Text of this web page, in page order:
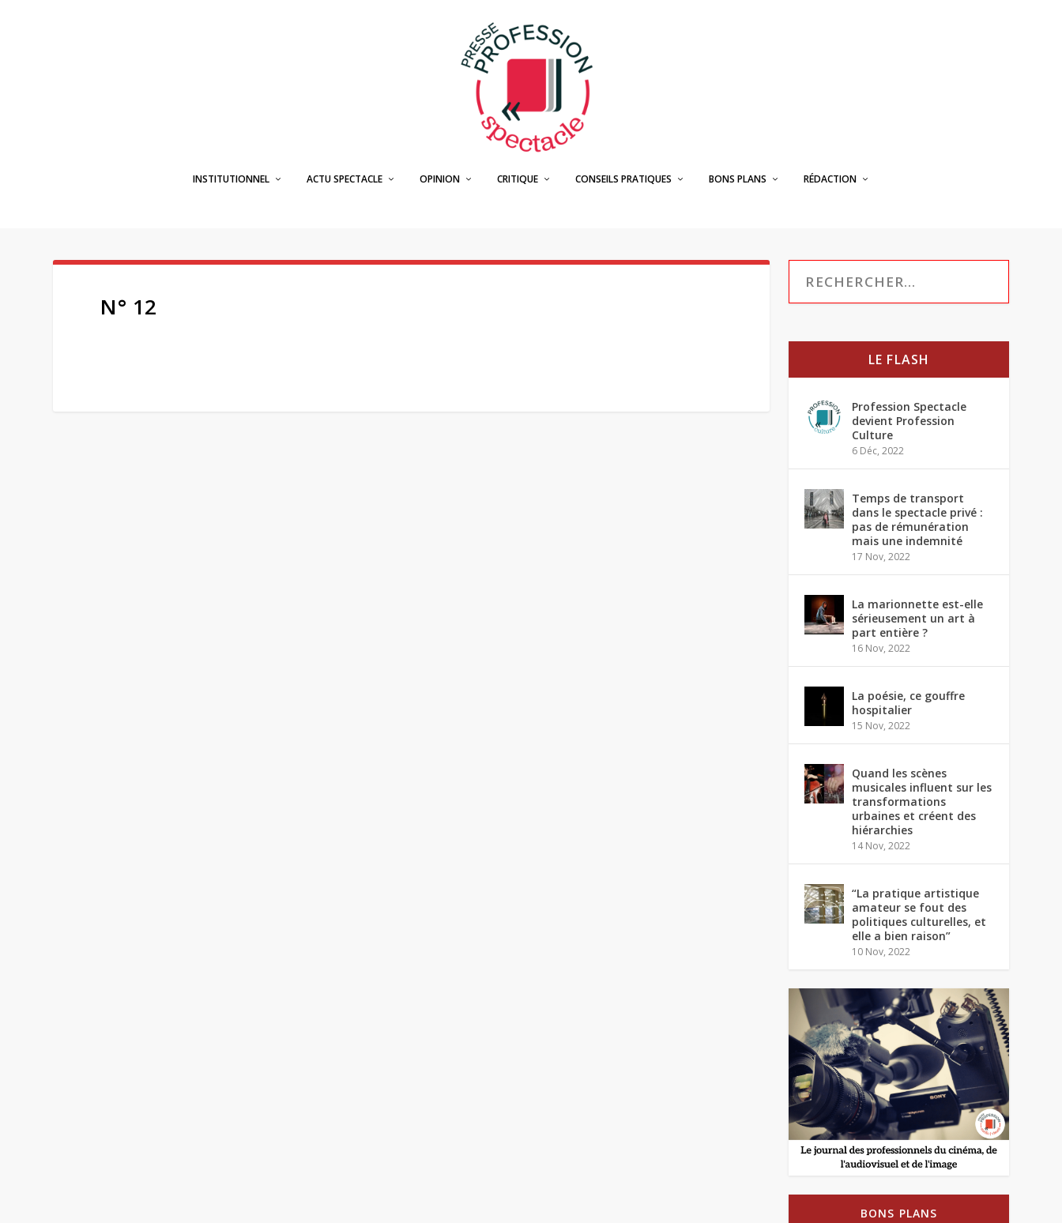
INSTITUTIONNEL ACTU SPECTACLE OPINION CRITIQUE CONSEILS PRATIQUES BONS PLANS RÉDACTION
N° 12
LE FLASH
Profession Spectacle
devient Profession
Culture
6 Déc, 2022
Temps de transport
dans le spectacle privé :
pas de rémunération
mais une indemnité
17 Nov, 2022
La marionnette est-elle
sérieusement un art à
part entière ?
16 Nov, 2022
La poésie, ce gouffre
hospitalier
15 Nov, 2022
Quand les scènes
musicales influent sur les
transformations
urbaines et créent des
hiérarchies
14 Nov, 2022
“La pratique artistique
amateur se fout des
politiques culturelles, et
elle a bien raison”
10 Nov, 2022
BONS PLANS